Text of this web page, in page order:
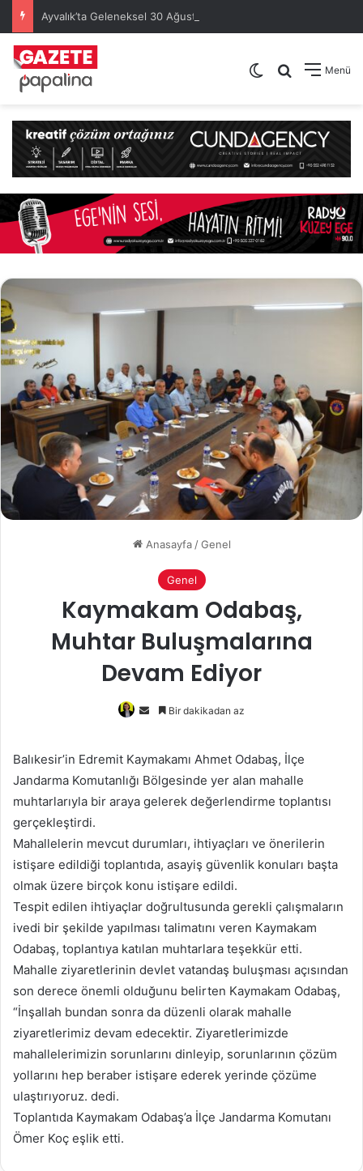
Menü
Arama yap
Dış görünümü
Anasayfa / Genel
Genel
Kaymakam Odabaş,
Muhtar Buluşmalarına
Devam Ediyor
Bir
göndermek
Bir dakikadan az
Balıkesir’in Edremit Kaymakamı Ahmet Odabaş, İlçe
Jandarma Komutanlığı Bölgesinde yer alan mahalle
muhtarlarıyla bir araya gelerek değerlendirme toplantısı
gerçekleştirdi.
Mahallelerin mevcut durumları, ihtiyaçları ve önerilerin
istişare edildiği toplantıda, asayiş güvenlik konuları başta
olmak üzere birçok konu istişare edildi.
Tespit edilen ihtiyaçlar doğrultusunda gerekli çalışmaların
ivedi bir şekilde yapılması talimatını veren Kaymakam
Odabaş, toplantıya katılan muhtarlara teşekkür etti.
Mahalle ziyaretlerinin devlet vatandaş buluşması açısından
son derece önemli olduğunu belirten Kaymakam Odabaş,
“İnşallah bundan sonra da düzenli olarak mahalle
ziyaretlerimiz devam edecektir. Ziyaretlerimizde
mahallelerimizin sorunlarını dinleyip, sorunlarının çözüm
yollarını hep beraber istişare ederek yerinde çözüme
ulaştırıyoruz. dedi.
Toplantıda Kaymakam Odabaş’a İlçe Jandarma Komutanı
Ömer Koç eşlik etti.